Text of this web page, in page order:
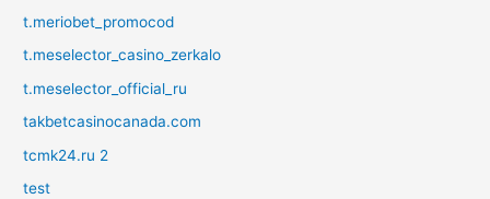
t.meriobet_promocod
t.meselector_casino_zerkalo
t.meselector_official_ru
takbetcasinocanada.com
tcmk24.ru 2
test